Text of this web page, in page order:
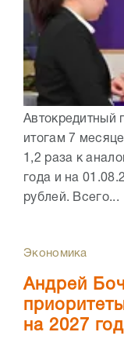
Автокредитный
итогам 7
1,2 раза к
года и на
рублей. Всего...
Экономика
Андрей
на 2027 год